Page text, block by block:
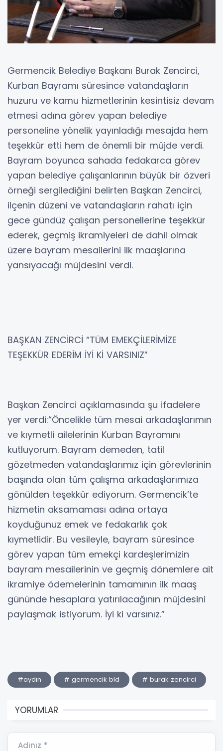
Germencik Belediye Başkanı Burak Zencirci,
Kurban Bayramı süresince vatandaşların
huzuru ve kamu hizmetlerinin kesintisiz devam
etmesi adına görev yapan belediye
personeline yönelik yayınladığı mesajda hem
teşekkür etti hem de önemli bir müjde verdi.
Bayram boyunca sahada fedakarca görev
yapan belediye çalışanlarının büyük bir özveri
örneği sergilediğini belirten Başkan Zencirci,
ilçenin düzeni ve vatandaşların rahatı için
gece gündüz çalışan personellerine teşekkür
ederek, geçmiş ikramiyeleri de dahil olmak
üzere bayram mesailerini ilk maaşlarına
yansıyacağı müjdesini verdi.
BAŞKAN ZENCİRCİ “TÜM EMEKÇİLERİMİZE
TEŞEKKÜR EDERİM İYİ Kİ VARSINIZ”
Başkan Zencirci açıklamasında şu ifadelere
yer verdi:“Öncelikle tüm mesai arkadaşlarımın
ve kıymetli ailelerinin Kurban Bayramını
kutluyorum. Bayram demeden, tatil
gözetmeden vatandaşlarımız için görevlerinin
başında olan tüm çalışma arkadaşlarımıza
gönülden teşekkür ediyorum. Germencik’te
hizmetin aksamaması adına ortaya
koyduğunuz emek ve fedakarlık çok
kıymetlidir. Bu vesileyle, bayram süresince
görev yapan tüm emekçi kardeşlerimizin
bayram mesailerinin ve geçmiş dönemlere ait
ikramiye ödemelerinin tamamının ilk maaş
gününde hesaplara yatırılacağının müjdesini
paylaşmak istiyorum. İyi ki varsınız.”
#aydın # germencik bld # burak zencirci
YORUMLAR
Adınız *